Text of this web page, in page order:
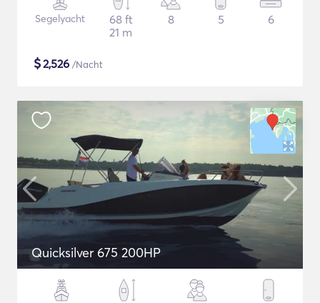
Segelyacht
68 ft
21 m
8 5 6
$2,526 /Nacht
Quicksilver 675 200HP